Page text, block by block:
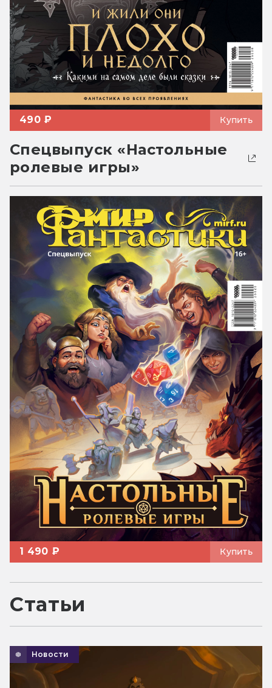
490 ₽ Купить
Спецвыпуск «Настольные
ролевые игры»
1 490 ₽ Купить
Статьи
Новости